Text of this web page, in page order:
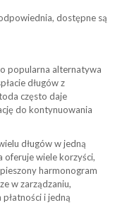
dostępne są
popularna alternatywa
długów z
często daje
do kontynuowania
długów w jedną
oferuje wiele korzyści,
harmonogram
w zarządzaniu,
i jedną